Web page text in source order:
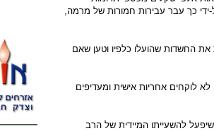
ידי כך עבר עבירות חמורות של מרמה,
החשדות שהועלו כלפיו וטען שאם
לוקחים אחריות אישית ומעדיפים
להשעייתו המיידית של הרב